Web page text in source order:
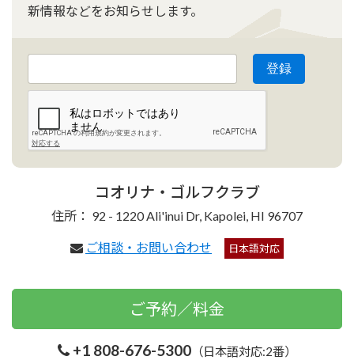
新情報などをお知らせします。
コオリナ・ゴルフクラブ
住所： 92 - 1220 Ali'inui Dr, Kapolei, HI 96707
ご相談・お問い合わせ 日本語対応
ご予約／料金
+1 808-676-5300 （日本語対応:2番）